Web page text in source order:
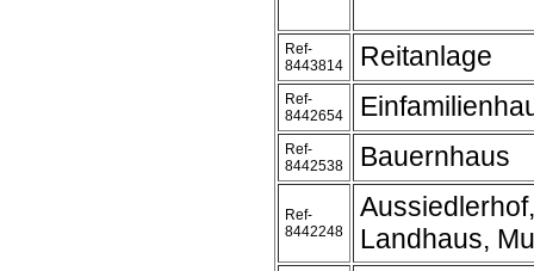
Ref-
8443814
Reitanlage
Ref-
8442654
Ref-
8442538
Bauernhaus
Ref-
8442248
Landhaus,